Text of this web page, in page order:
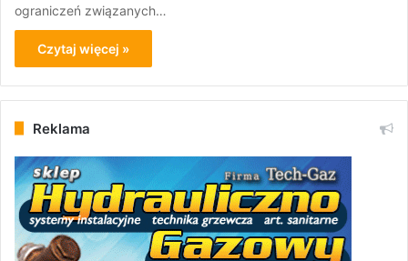
ograniczeń związanych…
Czytaj więcej »
Reklama